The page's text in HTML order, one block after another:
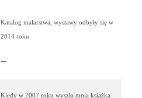
Katalog malarstwa, wystawy odbyły się w
2014 roku
–
Kiedy w 2007 roku wyszła moja książka